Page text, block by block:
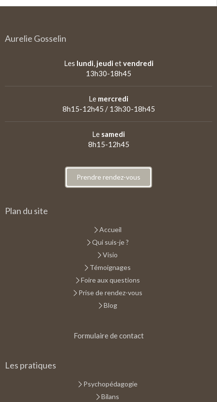
Aurelie Gosselin
Les lundi, jeudi etvendredi
13h30-18h45
Le mercredi
8h15-12h45 / 13h30-18h45
Le samedi
8h15-12h45
Prendre rendez-vous
Plan du site
Accueil
Qui suis-je ?
Visio
Témoignages
Foire aux questions
Prise de rendez-vous
Blog
Formulaire de contact
Les pratiques
Psychopédagogie
Bilans